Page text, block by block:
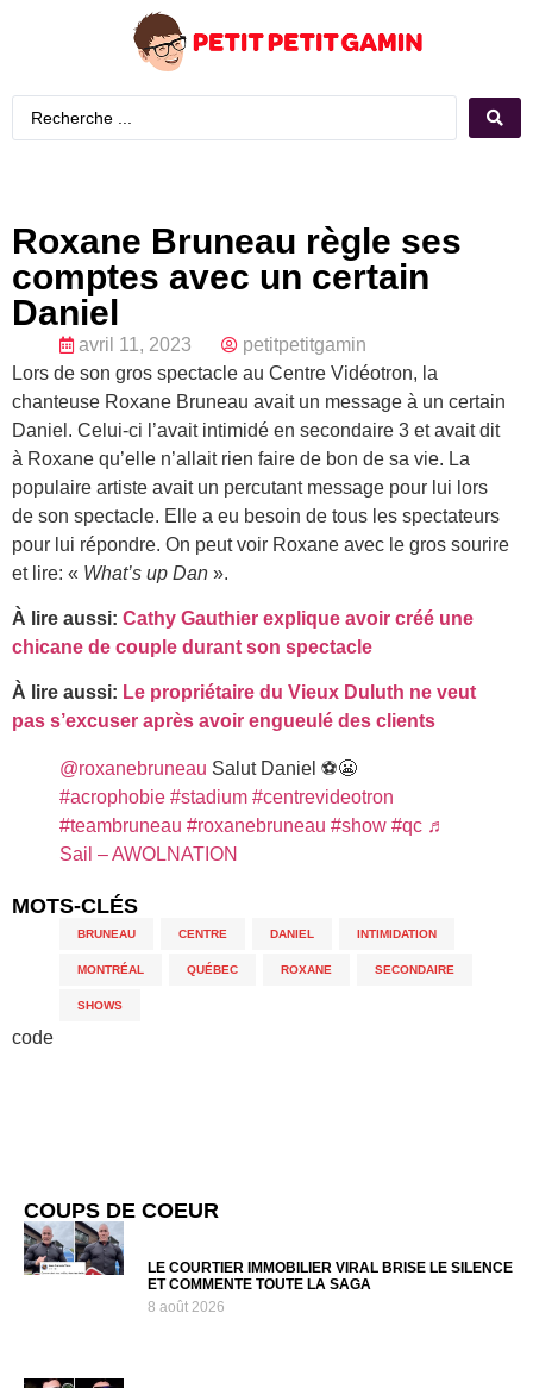
Roxane Bruneau règle ses
comptes avec un certain
Daniel
avril 11, 2023
petitpetitgamin
Lors de son gros spectacle au Centre Vidéotron, la
chanteuse Roxane Bruneau avait un message à un certain
Daniel. Celui-ci l’avait intimidé en secondaire 3 et avait dit
à Roxane qu’elle n’allait rien faire de bon de sa vie. La
populaire artiste avait un percutant message pour lui lors
de son spectacle. Elle a eu besoin de tous les spectateurs
pour lui répondre. On peut voir Roxane avec le gros sourire
et lire: « What’s up Dan ».
À lire aussi: Cathy Gauthier explique avoir créé une
chicane de couple durant son spectacle
À lire aussi: Le propriétaire du Vieux Duluth ne veut
pas s’excuser après avoir engueulé des clients
@roxanebruneau Salut Daniel ⚽️😬
#acrophobie #stadium #centrevideotron
#teambruneau #roxanebruneau #show #qc ♬
Sail – AWOLNATION
MOTS-CLÉS
BRUNEAU CENTRE DANIEL INTIMIDATION
MONTRÉAL QUÉBEC ROXANE SECONDAIRE
SHOWS
code
COUPS DE COEUR
LE COURTIER IMMOBILIER VIRAL BRISE LE SILENCE
ET COMMENTE TOUTE LA SAGA
8 août 2026